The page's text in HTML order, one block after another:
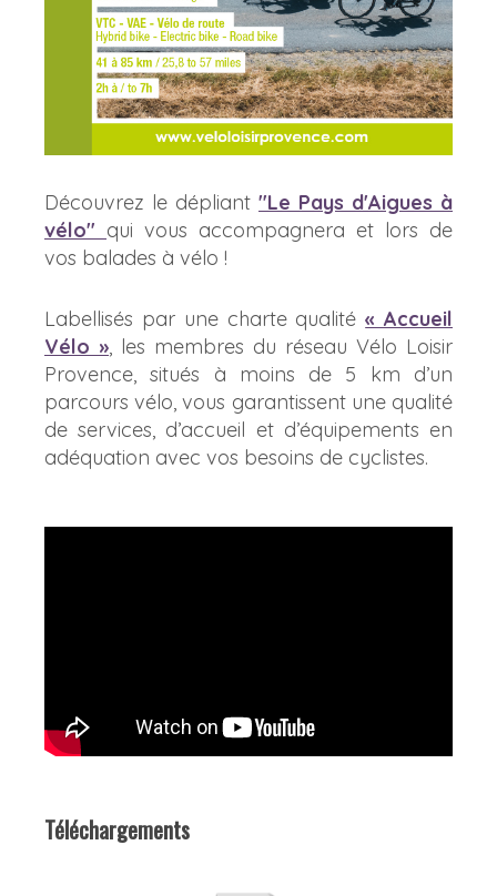
Découvrez le dépliant "Le Pays d'Aigues à
vélo" qui vous accompagnera et lors de
vos balades à vélo !
Labellisés par une charte qualité« Accueil
Vélo », les membres du réseau Vélo Loisir
Provence, situés à moins de 5 km d’un
parcours vélo, vous garantissent une qualité
de services, d’accueil et d’équipements en
adéquation avec vos besoins de cyclistes.
Téléchargements